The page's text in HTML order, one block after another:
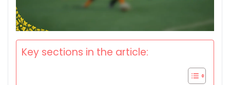
Key sections in the article: